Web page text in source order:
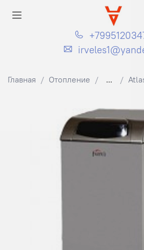
Главная Отопление ...